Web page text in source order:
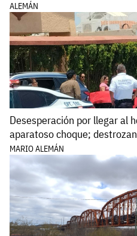
ALEMÁN
Desesperación por llegar al
aparatoso choque;
MARIO ALEMÁN